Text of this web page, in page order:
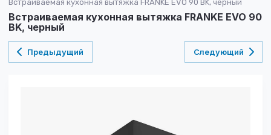
Встраиваемая кухонная вытяжка FRANKE EVO 90 BK, черный
Встраиваемая кухонная вытяжка FRANKE EVO 90
BK, черный
Предыдущий Следующий